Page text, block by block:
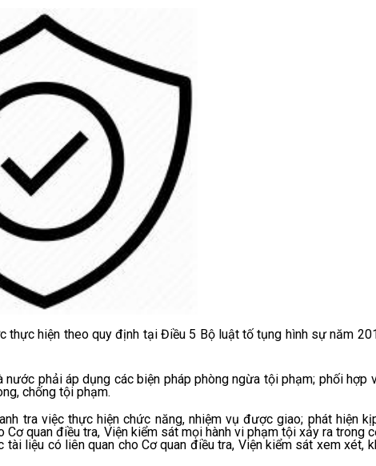
hiện theo quy định tại Điều 5 Bộ luật tố tụng hình sự năm
nước phải áp dụng các biện pháp phòng ngừa tội phạm; phối hợp
chống tội phạm.
tra việc thực hiện chức năng, nhiệm vụ được giao; phát hiện
quan điều tra, Viện kiểm sát mọi hành vi phạm tội xảy ra trong
liệu có liên quan cho Cơ quan điều tra, Viện kiểm sát xem xét,